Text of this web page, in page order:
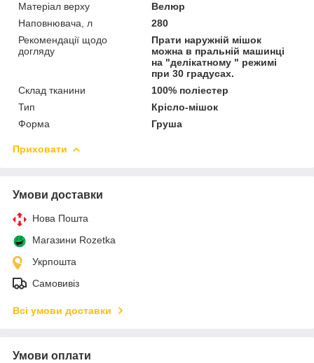
Матеріал верху
Велюр
Наповнювача, л
280
Рекомендації щодо
догляду
Прати наружній мішок
можна в пральній машинці
на "делікатному " режимі
при 30 градусах.
Склад тканини
100% поліестер
Тип
Крісло-мішок
Форма
Груша
Приховати
Умови доставки
Нова Пошта
Магазини Rozetka
Укрпошта
Самовивіз
Всі умови доставки
Умови оплати